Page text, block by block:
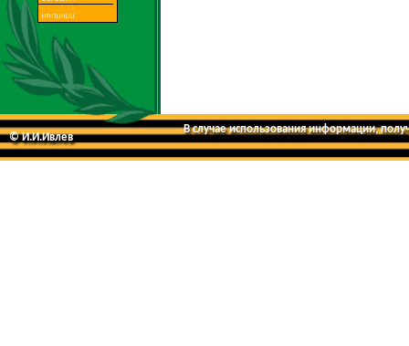
© И.И.Ивлев
В случае использования информации,